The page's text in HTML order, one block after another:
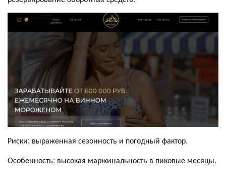
Риски: выраженная сезонность и погодный фактор.
Особенность: высокая маржинальность в пиковые месяцы.